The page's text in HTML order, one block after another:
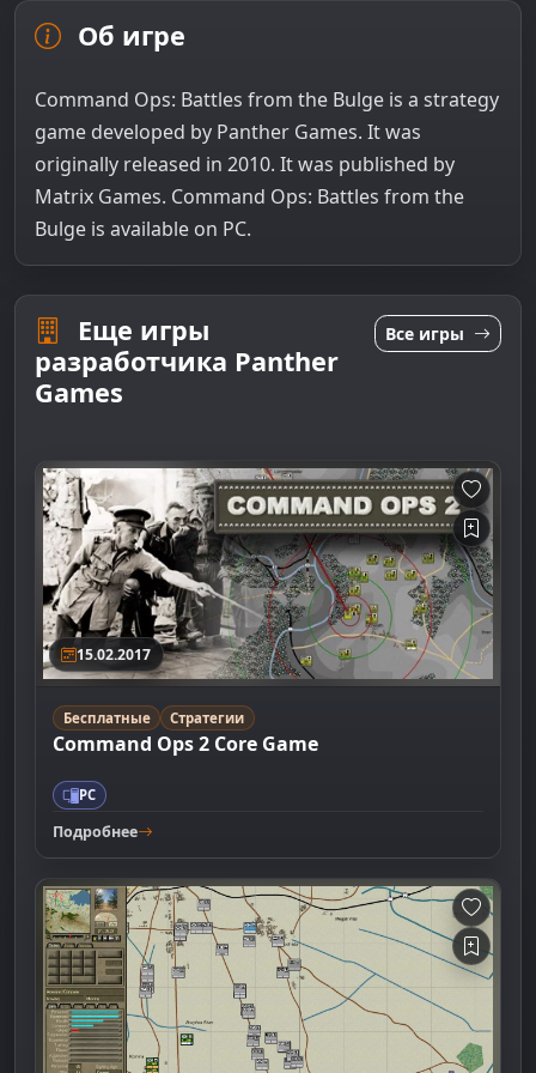
Об игре
Command Ops: Battles from the Bulge is a strategy
game developed by Panther Games. It was
originally released in 2010. It was published by
Matrix Games. Command Ops: Battles from the
Bulge is available on PC.
Еще игры
разработчика Panther
Games
Все игры
15.02.2017
Бесплатные Стратегии
Command Ops 2 Core Game
PC
Подробнее